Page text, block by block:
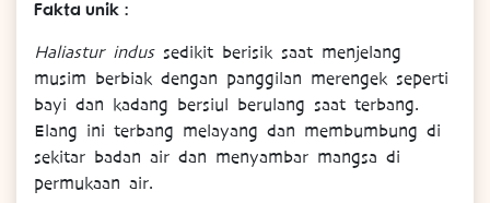
Fakta unik :
Haliastur indussedikit berisik saat menjelang
musim berbiak dengan panggilan merengek seperti
bayi dan kadang bersiul berulang saat terbang.
Elang ini terbang melayang dan membumbung di
sekitar badan air dan menyambar mangsa di
permukaan air.